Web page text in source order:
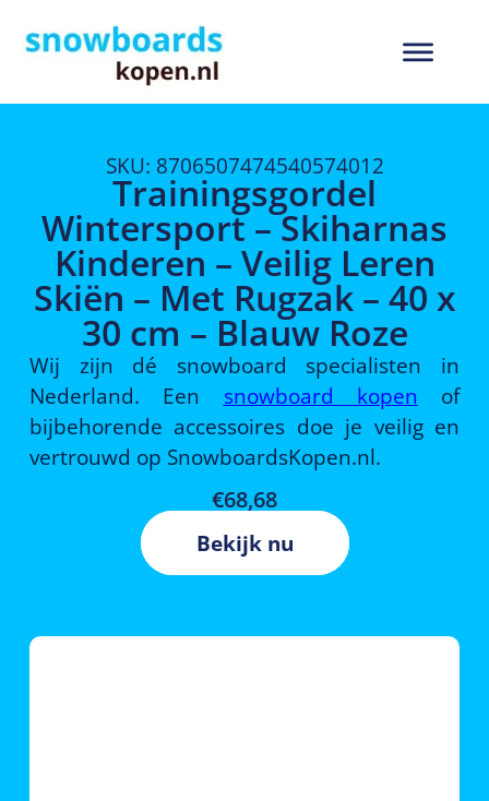
SKU: 8706507474540574012
Trainingsgordel
Wintersport – Skiharnas
Kinderen – Veilig Leren
Skiën – Met Rugzak – 40 x
30 cm – Blauw Roze
Wij zijn dé snowboard specialisten in
Nederland. Een snowboard kopen of
bijbehorende accessoires doe je veilig en
vertrouwd op SnowboardsKopen.nl.
€68,68
Bekijk nu